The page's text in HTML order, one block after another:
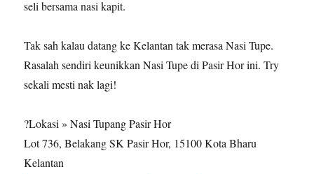
seli bersama nasi kapit.
Tak sah kalau datang ke Kelantan tak merasa Nasi Tupe.
Rasalah sendiri keunikkan Nasi Tupe di Pasir Hor ini. Try
sekali mesti nak lagi!
?Lokasi » Nasi Tupang Pasir Hor
Lot 736, Belakang SK Pasir Hor, 15100 Kota Bharu
Kelantan